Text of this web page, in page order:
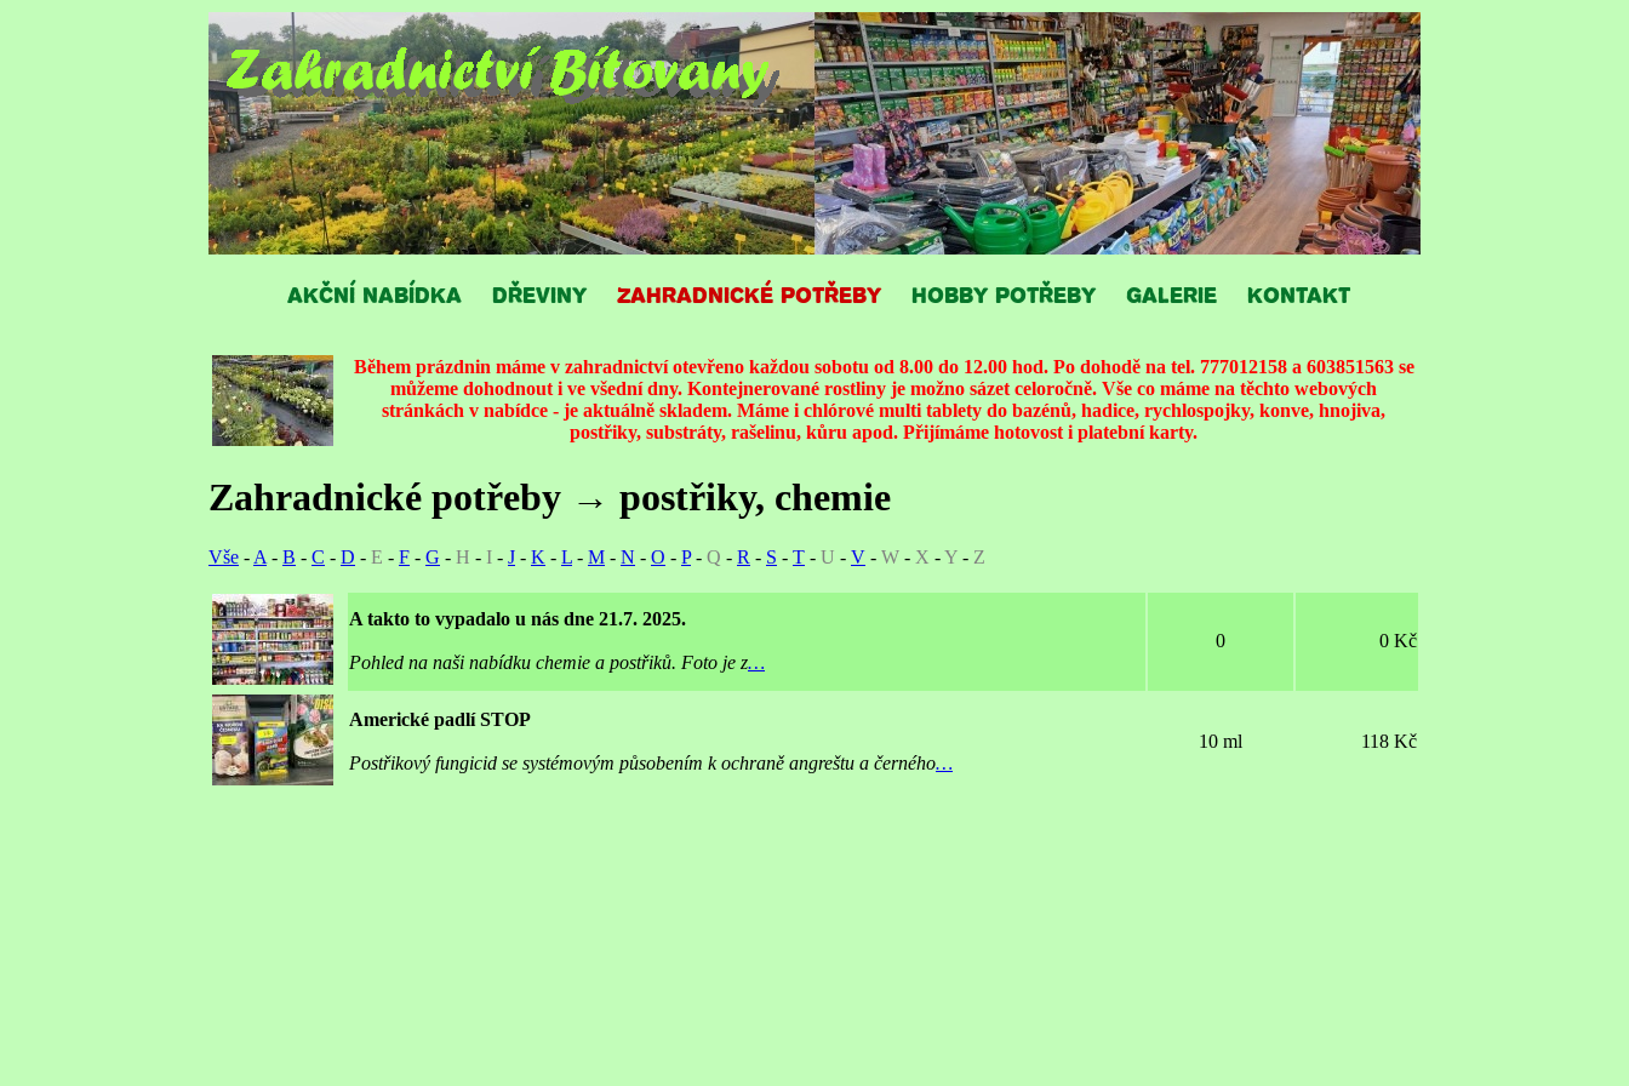
AKČNÍ NABÍDKA DŘEVINY ZAHRADNICKÉ POTŘEBY HOBBY POTŘEBY GALERIE KONTAKT
Během prázdnin máme v zahradnictví otevřeno každou sobotu od 8.00 do 12.00 hod. Po dohodě na tel. 777012158 a 603851563 se
můžeme dohodnout i ve všední dny. Kontejnerované rostliny je možno sázet celoročně. Vše co máme na těchto webových
stránkách v nabídce - je aktuálně skladem. Máme i chlórové multi tablety do bazénů, hadice, rychlospojky, konve, hnojiva,
postřiky, substráty, rašelinu, kůru apod. Přijímáme hotovost i platební karty.
Zahradnické potřeby → postřiky, chemie
Vše - A - B - C - D - E - F - G - H - I - J - K - L - M - N - O - P- Q - R - S - T - U - V - W - X -Y - Z
A takto to vypadalo u nás dne 21.7. 2025.
Pohled na naši nabídku chemie a postřiků. Foto je z…
0 0 Kč
Americké padlí STOP
Postřikový fungicid se systémovým působením k ochraně angreštu a černého…
10 ml 118 Kč